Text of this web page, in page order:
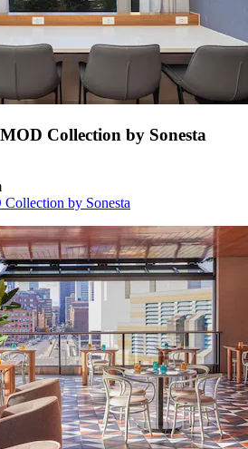
Collection by Sonesta
by Sonesta